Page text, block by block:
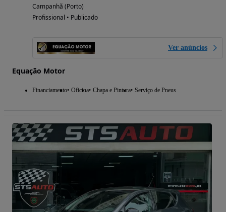
Campanhã (Porto)
Profissional • Publicado
Ver anúncios
Equação Motor
Financiamento Oficina Chapa e Pintura Serviço de Pneus